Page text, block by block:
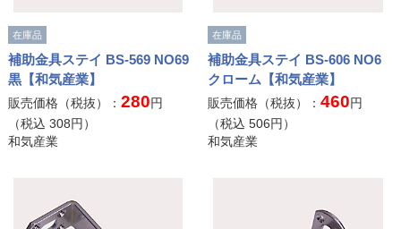
在庫品
補助金具ステイ BS-569 NO69
黒【和気産業】
販売価格（税抜）： 280円
（税込 308円）
和気産業
在庫品
補助金具ステイ BS-606 NO6
クローム【和気産業】
販売価格（税抜）：460円
（税込506円）
和気産業